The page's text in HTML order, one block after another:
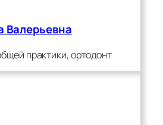
Валерьевна
практики, ортодонт